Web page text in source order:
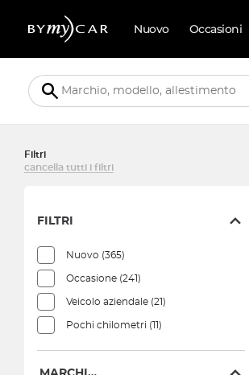
Nuovo Occasioni
Filtri
cancella tutti i filtri
FILTRI
Nuovo (365)
Occasione (241)
Veicolo aziendale (21)
Pochi chilometri (11)